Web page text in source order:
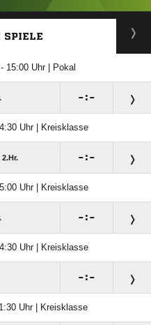
SPIELE
15:00 Uhr | Pokal
:
Uhr | Kreisklasse
:
Uhr | Kreisklasse
:
Uhr | Kreisklasse
:
Uhr | Kreisklasse